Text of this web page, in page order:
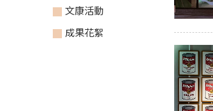
文康活動
成果花絮